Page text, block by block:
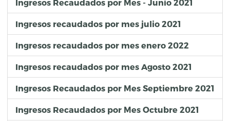
Ingresos Recaudados por Mes - Junio 2021
Ingresos recaudados por mes julio 2021
Ingresos recaudados por mes enero 2022
Ingresos recaudados por mes Agosto 2021
Ingresos Recaudados por Mes Septiembre 2021
Ingresos Recaudados por Mes Octubre 2021